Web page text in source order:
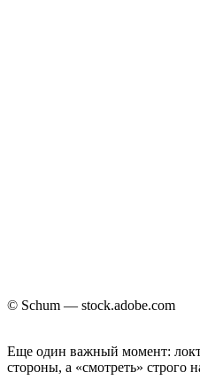
© Schum — stock.adobe.com
Еще один важный момент:
стороны, а «смотреть» строго